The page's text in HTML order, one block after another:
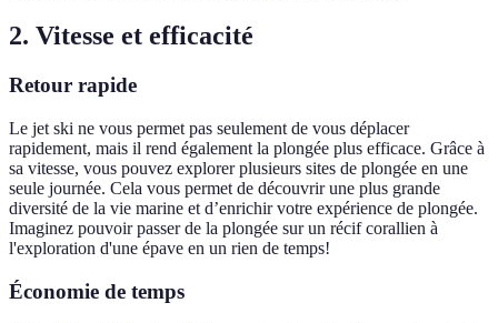
2. Vitesse et efficacité
Retour rapide
Le jet ski ne vous permet pas seulement de vous déplacer
rapidement, mais il rend également la plongée plus efficace. Grâce à
sa vitesse, vous pouvez explorer plusieurs sites de plongée en une
seule journée. Cela vous permet de découvrir une plus grande
diversité de la vie marine et d’enrichir votre expérience de plongée.
Imaginez pouvoir passer de la plongée sur un récif corallien à
l'exploration d'une épave en un rien de temps!
Économie de temps